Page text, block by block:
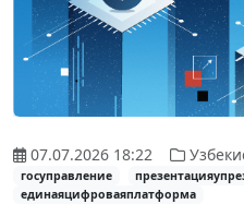
07.07.2026 18:22
госуправление
единаяцифроваяплатформа